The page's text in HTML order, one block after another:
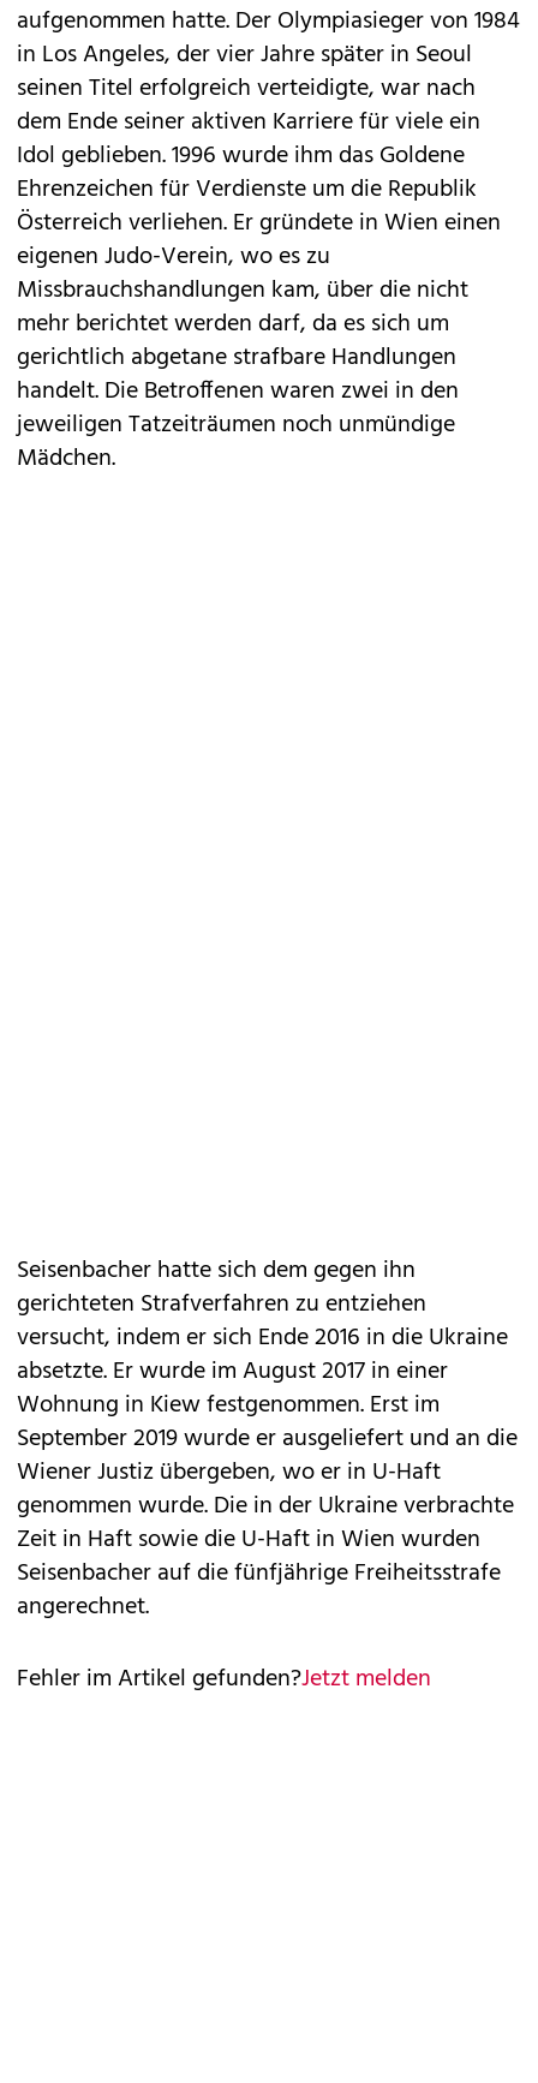
aufgenommen hatte. Der Olympiasieger von 1984
in Los Angeles, der vier Jahre später in Seoul
seinen Titel erfolgreich verteidigte, war nach
dem Ende seiner aktiven Karriere für viele ein
Idol geblieben. 1996 wurde ihm das Goldene
Ehrenzeichen für Verdienste um die Republik
Österreich verliehen. Er gründete in Wien einen
eigenen Judo-Verein, wo es zu
Missbrauchshandlungen kam, über die nicht
mehr berichtet werden darf, da es sich um
gerichtlich abgetane strafbare Handlungen
handelt. Die Betroffenen waren zwei in den
jeweiligen Tatzeiträumen noch unmündige
Mädchen.
Seisenbacher hatte sich dem gegen ihn
gerichteten Strafverfahren zu entziehen
versucht, indem er sich Ende 2016 in die Ukraine
absetzte. Er wurde im August 2017 in einer
Wohnung in Kiew festgenommen. Erst im
September 2019 wurde er ausgeliefert und an die
Wiener Justiz übergeben, wo er in U-Haft
genommen wurde. Die in der Ukraine verbrachte
Zeit in Haft sowie die U-Haft in Wien wurden
Seisenbacher auf die fünfjährige Freiheitsstrafe
angerechnet.
Fehler im Artikel gefunden?Jetzt melden